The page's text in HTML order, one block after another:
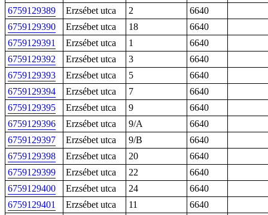
6759129389 Erzsébet utca 2
6640
6759129390
Erzsébet utca 18
6640
6759129391
Erzsébet utca 1
6640
6759129392
Erzsébet utca 3
6640
6759129393
Erzsébet utca 5
6640
6759129394
Erzsébet utca 7
6640
6759129395
Erzsébet utca 9
6640
6759129396
Erzsébet utca 9/A
6640
6759129397
Erzsébet utca 9/B
6640
6759129398
Erzsébet utca 20
6640
6759129399
Erzsébet utca 22
6640
6759129400
Erzsébet utca 24
6640
6759129401
Erzsébet utca 11
6640